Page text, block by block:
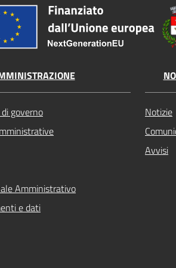
governo
Amministrativo
e dati
Notizie
Avvisi